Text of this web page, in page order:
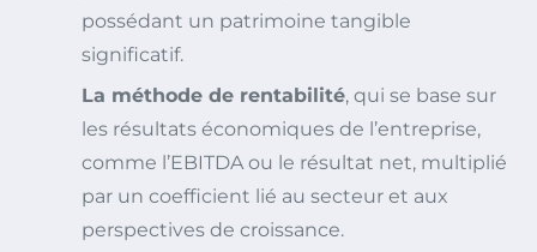
possédant un patrimoine tangible
significatif.
La méthode de rentabilité, qui se base sur
les résultats économiques de l’entreprise,
comme l’EBITDA ou le résultat net, multiplié
par un coefficient lié au secteur et aux
perspectives de croissance.